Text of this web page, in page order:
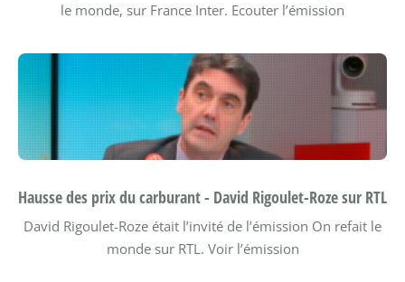
le monde, sur France Inter. Ecouter l’émission
Hausse des prix du carburant - David Rigoulet-Roze sur RTL
David Rigoulet-Roze était l’invité de l’émission On refait le
monde sur RTL. Voir l’émission